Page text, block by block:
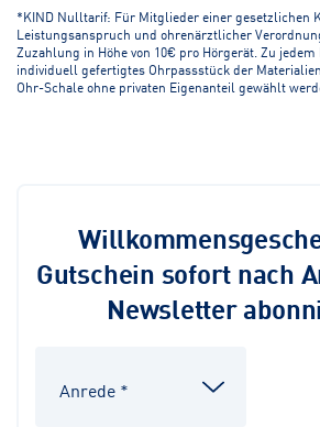
*KIND Nulltarif: Für Mitglieder einer gesetzlichen
Leistungsanspruch und ohrenärztlicher
Zuzahlung in Höhe von 10€ pro Hörgerät. Zu
individuell gefertigtes Ohrpassstück der
Ohr-Schale ohne privaten Eigenanteil gewählt
Gutschein sofort nach
Newsletter